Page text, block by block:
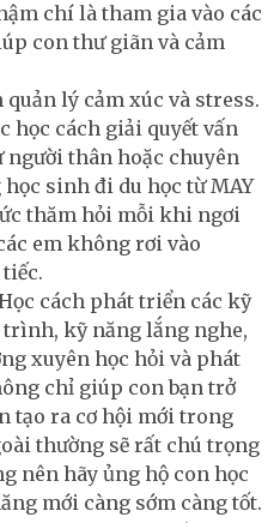
chí là tham gia vào các
con thư giãn và cảm
quản lý cảm xúc và stress.
học cách giải quyết vấn
người thân hoặc chuyên
sinh đi du học từ MAY
thăm hỏi mỗi khi ngơi
em không rơi vào
cách phát triển các kỹ
kỹ năng lắng nghe,
xuyên học hỏi và phát
chỉ giúp con bạn trở
tạo ra cơ hội mới trong
thường sẽ rất chú trọng
nên hãy ủng hộ con học
mới càng sớm càng tốt.